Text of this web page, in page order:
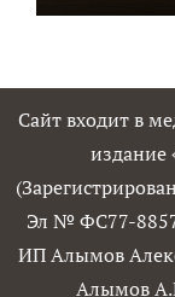
Сайт входит в
Эл № ФС77-
ИП Алымов
Алымов